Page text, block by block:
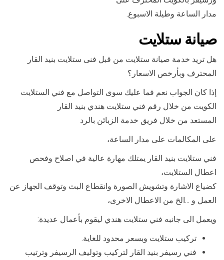
مدار الساعة وطيلة الاسبوع.
صيانة ستلايت
هل تريد خدمة صيانة ستلايت من قبل فنى ستلايت بنيد القار
المحترف وبأرخص الاسعار؟
إذا كان الجواب نعم فما عليك سوى التواصل مع فني الستلايت
الكويت من خلال رقم فني ستلايت هندي بنيد القار
المستعد من خلال فريق خدمة الزبائن بالرد
على المكالمات على مدار الساعة،
فني ستلايت بنيد القار يمتلك مهارة عالية في اصلاح وفحص
اعطال الستلايت،
كضياع الاشارة وتشويش الصورة وانقطاع البث وتوقف الجهاز عن
العمل و …الخ من الاعطال الاخرى،
ويعمل الى جانبه فني ستلايت هندي ليقوم بأعمال عديدة:
تركيب ستلايت وبسعر محدود للغاية.
فني رسيفر بنيد القار لتركيب وتوليف الرسيفر وترتيب